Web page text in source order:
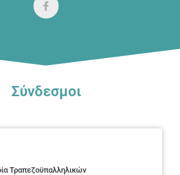
Σύνδεσμοι
Τραπεζοϋπαλληλικών